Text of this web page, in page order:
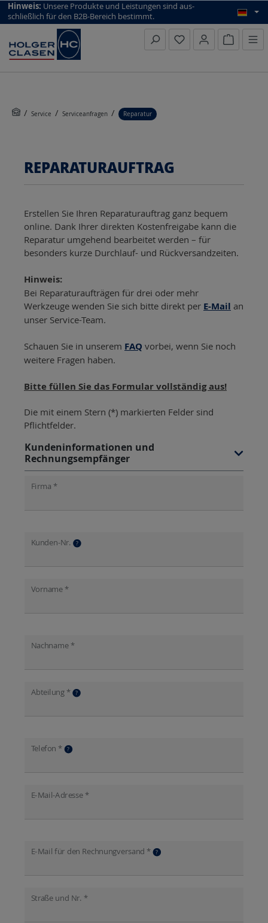
top scroll helper
Hinweis: Unsere Produkte und Leistungen sind aus­
schließlich für den B2B-Bereich bestimmt.
Service Serviceanfragen Reparatur
REPARATURAUFTRAG
Erstellen Sie Ihren Reparaturauftrag ganz bequem
online. Dank Ihrer direkten Kostenfreigabe kann die
Reparatur umgehend bearbeitet werden – für
besonders kurze Durchlauf- und Rückversandzeiten.
Hinweis:
Bei Reparaturaufträgen für drei oder mehr
Werkzeuge wenden Sie sich bitte direkt per E-Mail an
unser Service-Team.
Schauen Sie in unserem FAQ vorbei, wenn Sie noch
weitere Fragen haben.
Bitte füllen Sie das Formular vollständig aus!
Die mit einem Stern (*) markierten Felder sind
Pflichtfelder.
Kundeninformationen und
Rechnungsempfänger
Firma *
Kunden-Nr. ?
Vorname *
Nachname *
Abteilung * ?
Telefon * ?
E-Mail-Adresse *
E-Mail für den Rechnungversand * ?
Straße und Nr. *